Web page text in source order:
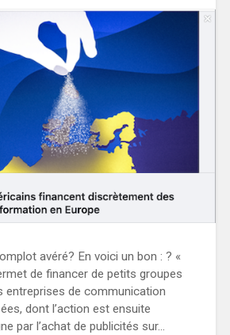
avéré? En voici un bon : ? «
de financer de petits groupes
entreprises de communication
dont l’action est ensuite
par l’achat de publicités sur…